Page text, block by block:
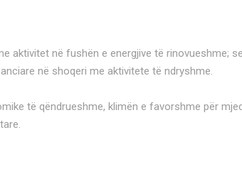
aktivitet në fushën e energjive të rinovueshme;
në shoqeri me aktivitete të ndryshme.
të qëndrueshme, klimën e favorshme për